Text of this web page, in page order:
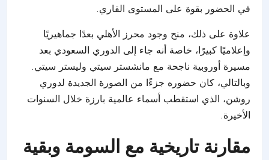
في الحضور بقوة على المستوى القاري.
علاوة على ذلك، منح وجود محرز الأهلي بعدًا جماهيريًا
وإعلاميًا كبيرًا، خاصة أنه جاء إلى الدوري السعودي بعد
مسيرة أوروبية ناجحة مع مانشستر سيتي وليستر سيتي.
وبالتالي، كان حضوره جزءًا من الصورة الجديدة لدوري
روشن، الذي استقطب أسماء عالمية بارزة خلال السنوات
الأخيرة.
مقارنة تاريخية مع السومة وبقية